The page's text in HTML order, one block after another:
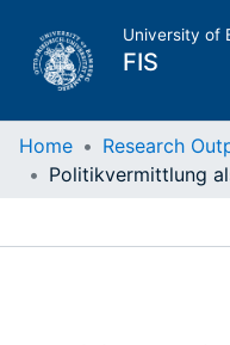
University of
FIS
Home
Home Research